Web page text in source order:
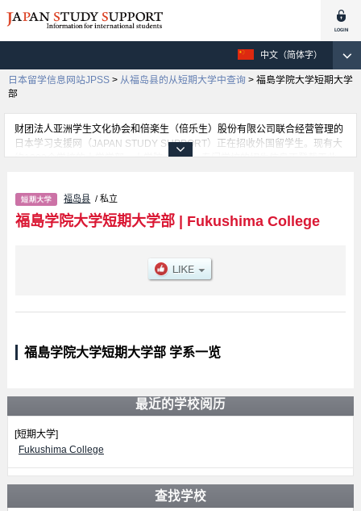
中文（简体字）
日本留学信息网站JPSS > 从福岛县的从短期大学中查询 > 福島学院大学短期大学
部
财团法人亚洲学生文化协会和倍楽生（倍乐生）股份有限公司联合经营管理的
日本学习支援网（JAPAN STUDY SUPPORT）正在招收外国留学生。现有大
约1300个学校的大学学部、大学院、短大、专门学校的招生信息正登载于此
息。招收名额、合格人数等考试信息，以及设施介绍、联系方式等外国留学生
必要的信息都登载于此，请务必查阅和利用此网。
福岛县 / 私立
福島学院大学短期大学部| Fukushima College
福島学院大学短期大学部 学系一览
最近的学校阅历
[短期大学]
Fukushima College
查找学校